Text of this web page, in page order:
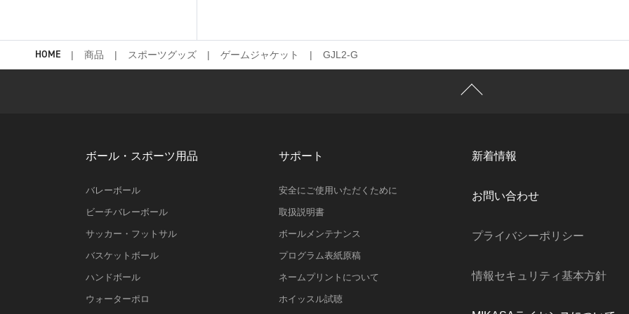
HOME 商品 スポーツグッズ ゲームジャケット GJL2-G
ボール・スポーツ用品
バレーボール
ビーチバレーボール
サッカー・フットサル
バスケットボール
ハンドボール
ウォーターポロ
サポート
安全にご使用いただくために
取扱説明書
ボールメンテナンス
プログラム表紙原稿
ネームプリントについて
ホイッスル試聴
新着情報
お問い合わせ
プライバシーポリシー
情報セキュリティ基本方針